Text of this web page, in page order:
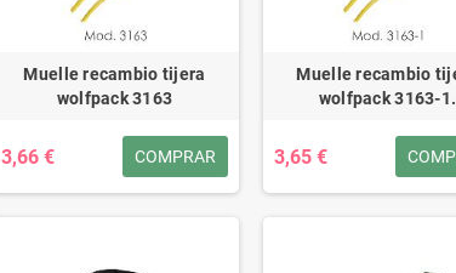
Muelle recambio tijera
wolfpack 3163
3,66 € COMPRAR
Muelle recambio
wolfpack 3163-1.
3,65 €